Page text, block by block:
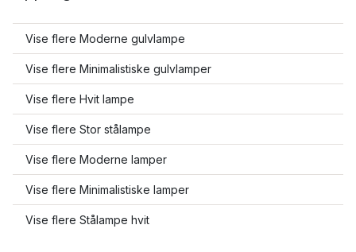
Vise flere Moderne gulvlampe
Vise flere Minimalistiske gulvlamper
Vise flere Hvit lampe
Vise flere Stor stålampe
Vise flere Moderne lamper
Vise flere Minimalistiske lamper
Vise flere Stålampe hvit